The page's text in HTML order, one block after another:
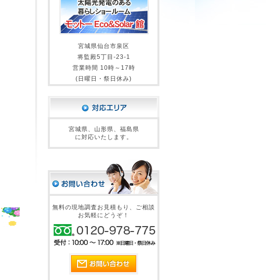
宮城県仙台市泉区
将監殿5丁目-23-1
営業時間 10時～17時
(日曜日・祭日休み)
宮城県、山形県、福島県
に対応いたします。
無料の現地調査お見積もり、ご相談
お気軽にどうぞ！